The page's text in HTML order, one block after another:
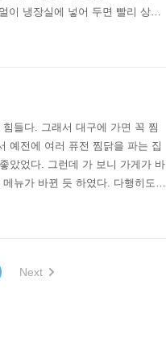
이 냉장실에 넣어 두면 빨리 상할
니 냉장실에 넣어 두면 빨리 물컹
들다. 그래서 대구에 가면 꼭 찜
예전에 여러 퓨전 찜닭을 파는 집
았었다. 그런데 가 보니 가게가 바
뉴가 바뀐 듯 하였다. 다행히도
들어가 보기로 하였다. 특이한
Next